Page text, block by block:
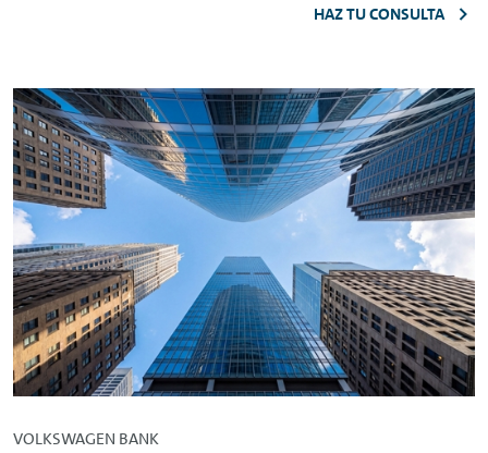
HAZ TU CONSULTA
VOLKSWAGEN BANK